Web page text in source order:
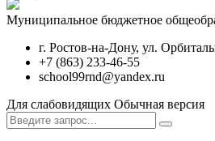
Муниципальное бюджетное
г. Ростов-на-Дону, ул.
+7 (863) 233-46-55
school99rnd@yandex.ru
Для слабовидящих Обычная версия